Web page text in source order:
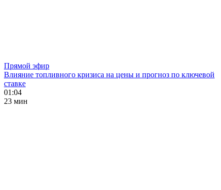
Прямой эфир
Влияние топливного кризиса на цены и прогноз по ключевой
ставке
01:04
23 мин